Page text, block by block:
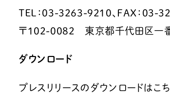
TEL：03-3263-9210、FAX：03-
〒102-0082 東京都千代田区一
ダウンロード
プレスリリースのダウンロードはこち